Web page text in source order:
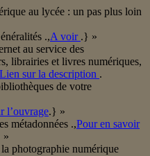
au lycée : un pas plus loin
.,A voir .} »
au service des
librairies et livres numériques,
Lien sur la description .
de votre
l’ouvrage.} »
métadonnées .,Pour en savoir
»
photographie numérique